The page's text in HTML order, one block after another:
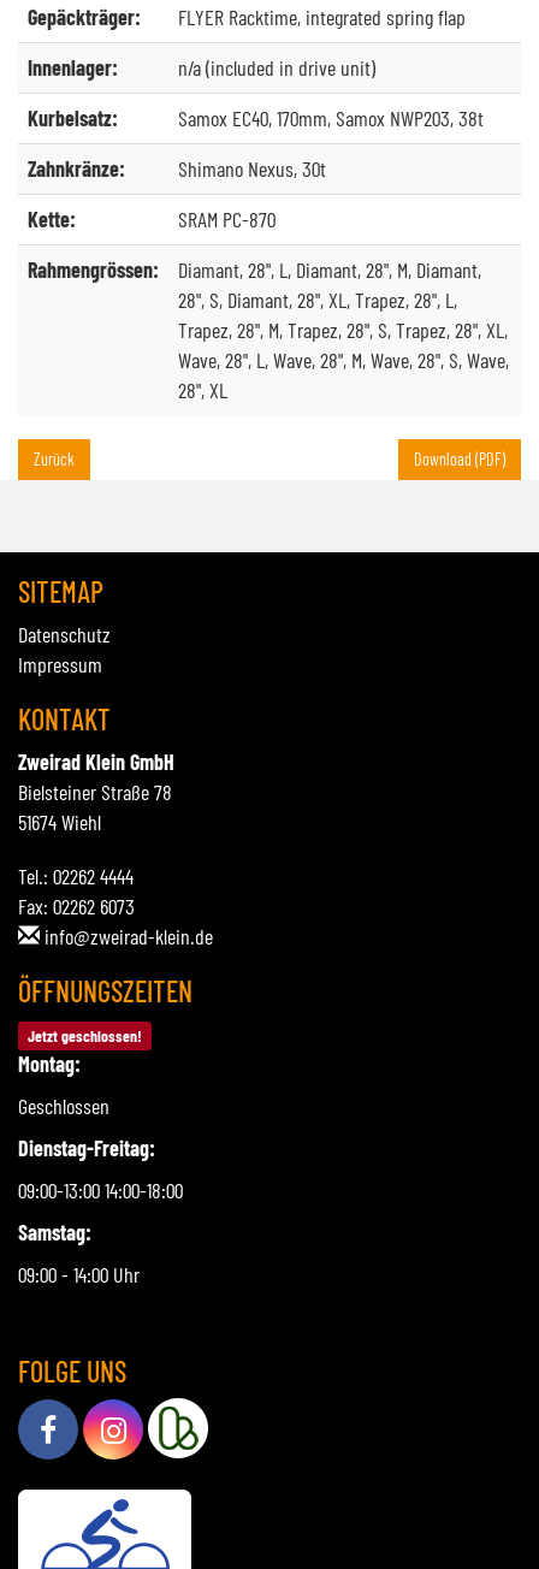
Gepäckträger:
FLYER Racktime, integrated spring flap
Innenlager:
n/a (included in drive unit)
Kurbelsatz:
Samox EC40, 170mm, Samox NWP203, 38t
Zahnkränze:
Shimano Nexus, 30t
Kette:
SRAM PC-870
Rahmengrössen:
Diamant, 28", L, Diamant, 28", M, Diamant,
28", S, Diamant, 28", XL, Trapez, 28", L,
Trapez, 28", M, Trapez, 28", S, Trapez, 28", XL,
Wave, 28", L, Wave, 28", M, Wave, 28", S, Wave,
28", XL
Zurück Download (PDF)
SITEMAP
Datenschutz
Impressum
KONTAKT
Zweirad Klein GmbH
Bielsteiner Straße 78
51674 Wiehl
Tel.: 02262 4444
Fax: 02262 6073
info@zweirad-klein.de
ÖFFNUNGSZEITEN
Jetzt geschlossen!
Montag:
Geschlossen
Dienstag-Freitag:
09:00-13:00 14:00-18:00
Samstag:
09:00 - 14:00 Uhr
FOLGE UNS